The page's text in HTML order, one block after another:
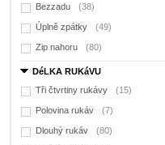
Bezzadu (38)
Úplně zpátky (49)
Zip nahoru (80)
DéLKA RUKáVU
Tři čtvrtiny rukávy
(15)
Polovina rukáv (7)
Dlouhý rukáv (80)